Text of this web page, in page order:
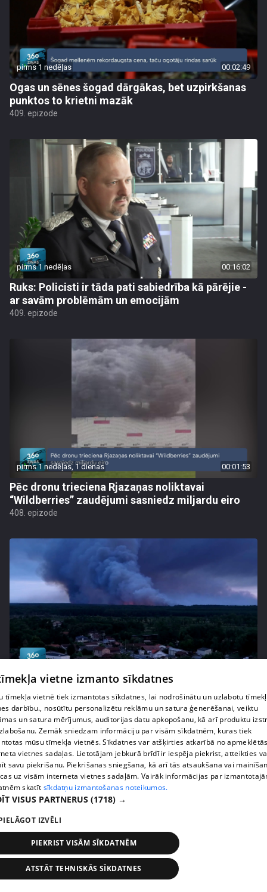
pirms 1 nedēļas 00:02:49
Ogas un sēnes šogad dārgākas, bet uzpirkšanas
punktos to krietni mazāk
409. epizode
pirms 1 nedēļas 00:16:02
Ruks: Policisti ir tāda pati sabiedrība kā pārējie -
ar savām problēmām un emocijām
409. epizode
pirms 1 nedēļas, 1 dienas 00:01:53
Pēc dronu trieciena Rjazaņas noliktavai
“Wildberries” zaudējumi sasniedz miljardu eiro
408. epizode
Francijā fiksē jaunu dabas parādību -
pirokumolonimbu jeb uguns mākoni
408. epizode
pirms 1 nedēļas, 1 dienas
vietne izmanto sīkdatnes
tīmekļa vietnē tiek izmantotas sīkdatnes, lai nodrošinātu un uzlabotu
darbību., nosūtītu personalizētu reklāmu un satura ģenerēšanai, veiktu
un satura mērījumus, auditorijas datu apkopošanu, kā arī produktu
Zemāk sniedzam informāciju par visām sīkdatnēm, kuras tiek
mūsu tīmekļa vietnēs. Sīkdatnes var atšķirties atkarībā no
vietnes sadaļas. Lietotājam jebkurā brīdī ir iespēja piekrist, atteikties
savu piekrišanu. Piekrišanas sniegšana, kā arī tās atsaukšana vai
uz visām interneta vietnes sadaļām. Vairāk informācijas par
skatīt sīkdatņu izmantošanas noteikumos.
VISUS PARTNERUS (1718) →
IZVĒLI
PIEKRIST VISĀM SĪKDATNĒM
ATSTĀT TEHNISKĀS SĪKDATNES